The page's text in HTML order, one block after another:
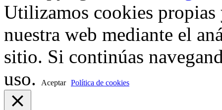
Utilizamos cookies propias
nuestra web mediante el
sitio. Si continúas
uso.
Aceptar Política de cookies